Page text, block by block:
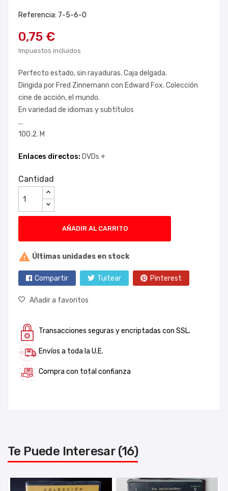
Referencia: 7-5-6-0
0,75 €
Impuestos incluidos
Perfecto estado, sin rayaduras. Caja delgada.
Dirigida por Fred Zinnemann con Edward Fox. Colección
cine de acción, el mundo.
En variedad de idiomas y subtítulos
...
100.2. M
Enlaces directos: DVDs +
Cantidad
AÑADIR AL CARRITO
 Últimas unidades en stock
Compartir Tuitear Pinterest
Añadir a favoritos
Transacciones seguras y encriptadas con SSL.
Envíos a toda la U.E.
Compra con total confianza
Te Puede Interesar (16)